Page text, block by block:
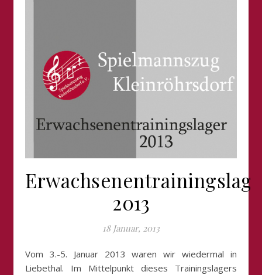
2013
18 Januar, 2013
Vom 3.-5. Januar 2013 waren wir wiedermal in
Liebethal. Im Mittelpunkt dieses Trainingslagers